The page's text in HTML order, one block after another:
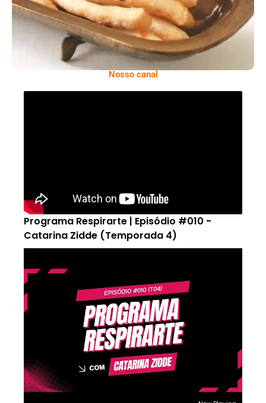
Nosso canal
Programa Respirarte | Episódio #010 -
Catarina Zidde (Temporada 4)